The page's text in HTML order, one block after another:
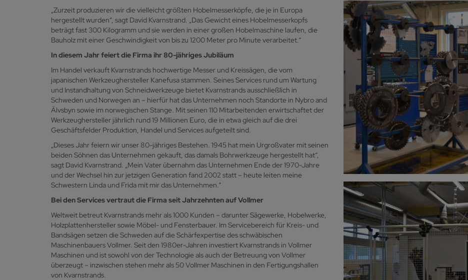
„Zurzeit produzieren wir die vielleicht größten Hobelmesserköpfe, die je in Europa
hergestellt wurden“, sagt David Kvarnstrand. „Das Gewicht eines Hobelmesserkopfs
beträgt fast 300 Kilogramm und sie werden in einer großen Hobelmaschine laufen, die
Bauholz mit einer Geschwindigkeit von bis zu 1200 Meter pro Minute verarbeitet.“
In diesem Jahr feiert die Firma ihr 80-jähriges Jubiläum
Im Handel verkauft Kvarnstrands hochwertige Messer und Kreissägen, die vom
japanischen Werkzeughersteller Kanefusa stammen. Seines Services rund um Wartung
und Instandhaltung von Schneidwerkzeuge bietet Kvarnstrands ausschließlich in
Schweden und Norwegen an – hierfür hat das Unternehmen noch Standorte in Nybro and
Älvsbyn sowie im norwegischen Stange. Mit seinen 110 Mitarbeitenden erwirtschaftet der
Werkzeughersteller jährlich rund 19 Millionen Euro, die in etwa gleich auf die drei
Geschäftsfelder Produktion, Handel und Services aufgeteilt sind.
„Dieses Jahr feiern wir unser 80-jähriges Bestehen. 1945 hat mein Urgroßvater mit seinen
beiden Söhnen das Unternehmen gekauft, das damals Bohrwerkzeuge hergestellt hat“,
sagt David Kvarnstrand. „Mein Vater übernahm das Unternehmen Ende der 1970-Jahre
und der Wechsel hin zur jetzigen Generation fand 2002 statt – heute leiten meine
Schwestern Linda und Frida mit mir das Unternehmen.“
Bei den Services vertraut die Firma seit Jahrzehnten auf Vollmer
Weltweit betreut Kvarnstrands mehr als 1000 Kunden – darunter Sägewerke, Hobelwerke,
Holzplattenhersteller sowie Möbel- und Fensterbauer. Im Servicebereich für Kreis- und
Bandsägen setzen die Schweden auf die Schärfexpertise des schwäbischen
Maschinenbauers Vollmer. Seit den 1980er-Jahren investiert Kvarnstrands in Vollmer
Maschinen und ist sowohl von der Technologie als auch der Betreuung von Vollmer
überzeugt – inzwischen stehen mehr als 50 Vollmer Maschinen in den Fertigungshallen
von Kvarnstrands.